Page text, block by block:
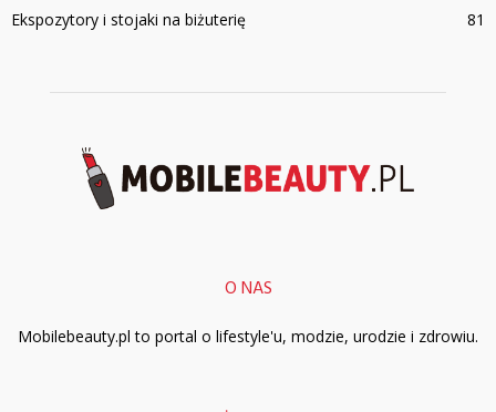
Ekspozytory i stojaki na biżuterię
81
O NAS
Mobilebeauty.pl to portal o lifestyle'u, modzie, urodzie i zdrowiu.